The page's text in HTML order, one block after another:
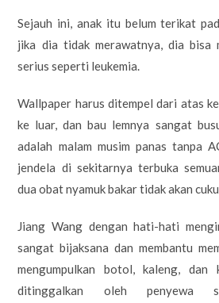
Sejauh ini, anak itu belum terikat
jika dia tidak merawatnya, dia bisa
serius seperti leukemia.
Wallpaper harus ditempel dari atas
ke luar, dan bau lemnya sangat
adalah malam musim panas tanpa
jendela di sekitarnya terbuka
dua obat nyamuk bakar tidak akan
Jiang Wang dengan hati-hati
sangat bijaksana dan membantu
mengumpulkan botol, kaleng,
ditinggalkan oleh penyewa